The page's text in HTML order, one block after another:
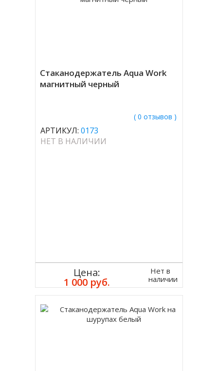
Стаканодержатель Aqua Work
магнитный черный
( 0 отзывов )
АРТИКУЛ: 0173
НЕТ В НАЛИЧИИ
Цена:
1 000 руб.
Нет в
наличии